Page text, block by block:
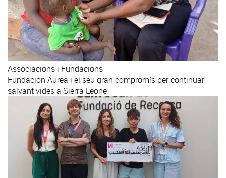
Associacions i Fundacions
Fundación Áurea i el seu gran compromís per continuar
salvant vides a Sierra Leone